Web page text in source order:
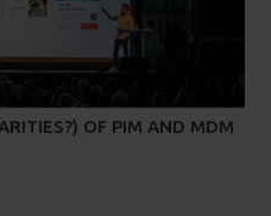
OF PIM AND MDM